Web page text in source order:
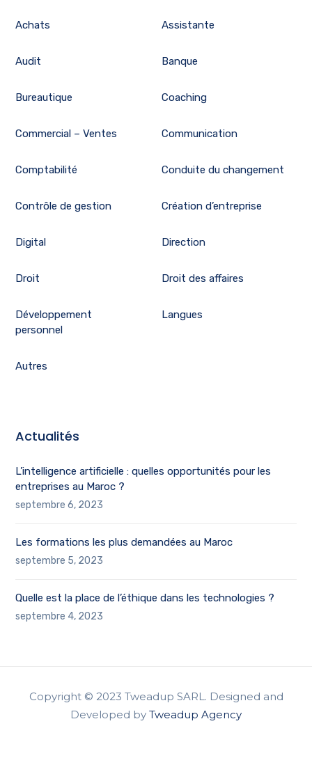
Achats Assistante
Audit Banque
Bureautique Coaching
Commercial – Ventes Communication
Comptabilité Conduite du changement
Contrôle de gestion Création d’entreprise
Digital Direction
Droit Droit des affaires
Développement
personnel
Langues
Autres
Actualités
L’intelligence artificielle : quelles opportunités pour les
entreprises au Maroc ?
septembre 6, 2023
Les formations les plus demandées au Maroc
septembre 5, 2023
Quelle est la place de l’éthique dans les technologies ?
septembre 4, 2023
Copyright © 2023 Tweadup SARL. Designed and
Developed by Tweadup Agency